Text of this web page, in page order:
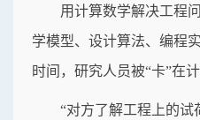
用计算数学解决工程
学模型、设计算法、编程
时间，研究人员被“卡”在计
“对方了解工程上的试